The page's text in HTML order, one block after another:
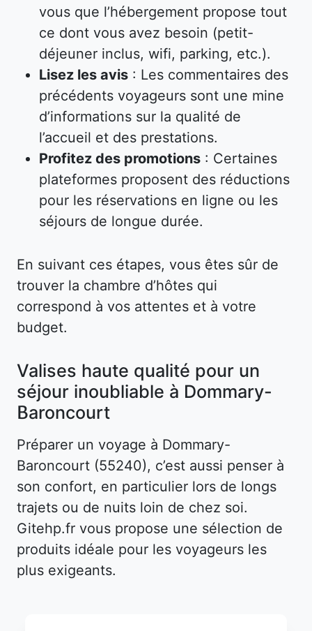
vous que l’hébergement propose tout
ce dont vous avez besoin (petit-
déjeuner inclus, wifi, parking, etc.).
Lisez les avis : Les commentaires des
précédents voyageurs sont une mine
d’informations sur la qualité de
l’accueil et des prestations.
Profitez des promotions : Certaines
plateformes proposent des réductions
pour les réservations en ligne ou les
séjours de longue durée.
En suivant ces étapes, vous êtes sûr de
trouver la chambre d’hôtes qui
correspond à vos attentes et à votre
budget.
Valises haute qualité pour un
séjour inoubliable à Dommary-
Baroncourt
Préparer un voyage à Dommary-
Baroncourt (55240), c’est aussi penser à
son confort, en particulier lors de longs
trajets ou de nuits loin de chez soi.
Gitehp.fr vous propose une sélection de
produits idéale pour les voyageurs les
plus exigeants.